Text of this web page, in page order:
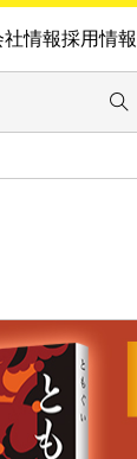
社情報採用情報